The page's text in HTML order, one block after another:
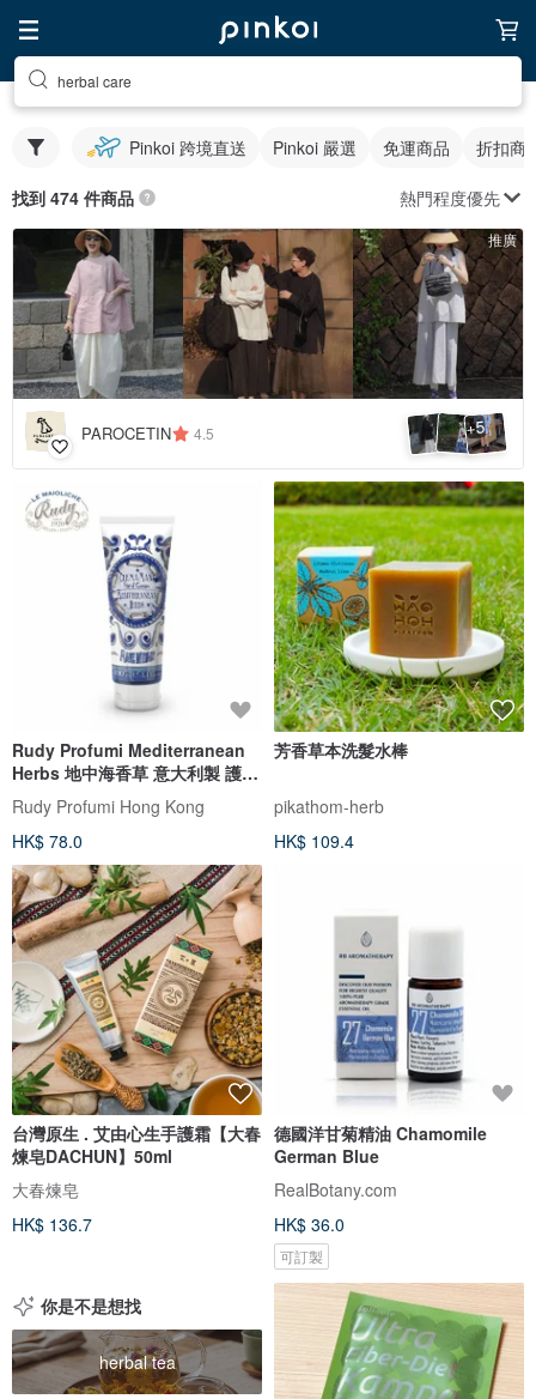
herbal care
Pinkoi 跨境直送 Pinkoi 嚴選 免運商品 折扣商
找到 474 件商品 熱門程度優先
推廣
PAROCETIN 4.5 +5
Rudy Profumi Mediterranean
Herbs 地中海香草 意大利製 護手
霜
Rudy Profumi Hong Kong
HK$ 78.0
芳香草本洗髮水棒
pikathom-herb
HK$ 109.4
台灣原生 . 艾由心生手護霜【大春
煉皂DACHUN】50ml
大春煉皂
HK$ 136.7
德國洋甘菊精油 Chamomile
German Blue
RealBotany.com
HK$ 36.0
可訂製
你是不是想找
herbal tea